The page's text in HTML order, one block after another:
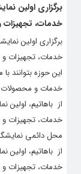
برگزاری اولین
خدمات، تجهیزات
برگزاری اولین
خدمات، تجهیزات و
این حوزه بتوانند
خدمات و محصولات
از باهاتیم، اولین
محل دائمی
از باهاتیم، اولین
خدمات، تجهیزات و